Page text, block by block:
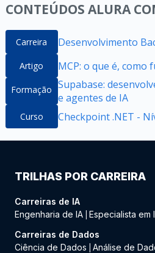
CONTEÚDOS ALURA
Carreira Desenvolvimento
Artigo MCP: o que é, como
Formação Supabase:
e agentes de IA
Curso Checkpoint .NET -
TRILHAS POR CARREIRA
Carreiras de IA
Engenharia de IA Especialista em
Carreiras de Dados
Ciência de Dados
Análise de